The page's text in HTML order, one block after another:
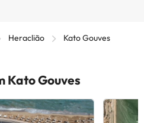
Heraclião Kato Gouves
Kato Gouves